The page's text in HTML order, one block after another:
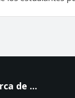
de ...